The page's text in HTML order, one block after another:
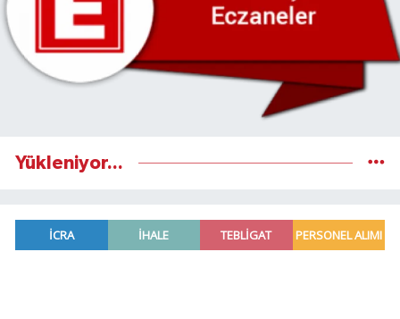
Yükleniyor...